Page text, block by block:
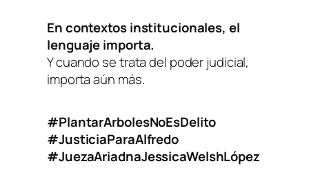
En contextos institucionales, el
lenguaje importa.
Y cuando se trata del poder judicial,
importa aún más.
#PlantarArbolesNoEsDelito
#JusticiaParaAlfredo
#JuezaAriadnaJessicaWelshLópez